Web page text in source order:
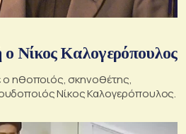
Νίκος Καλογερόπουλος
ο ηθοποιός, σκηνοθέτης,
Νίκος Καλογερόπουλος.